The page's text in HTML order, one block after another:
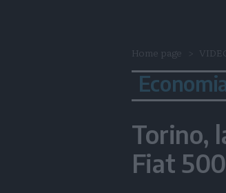
Home page
Torino,
Fiat